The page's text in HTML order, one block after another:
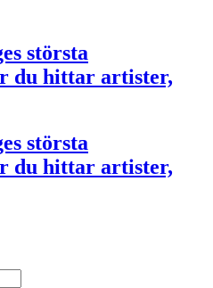
största
du hittar artister,
största
du hittar artister,